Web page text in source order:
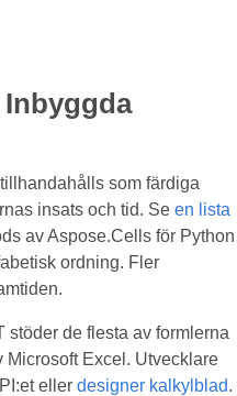
som färdiga
insats och tid. Se en lista
av Aspose.Cells för Python
ordning. Fler
de flesta av formlerna
Excel. Utvecklare
eller designer kalkylblad.